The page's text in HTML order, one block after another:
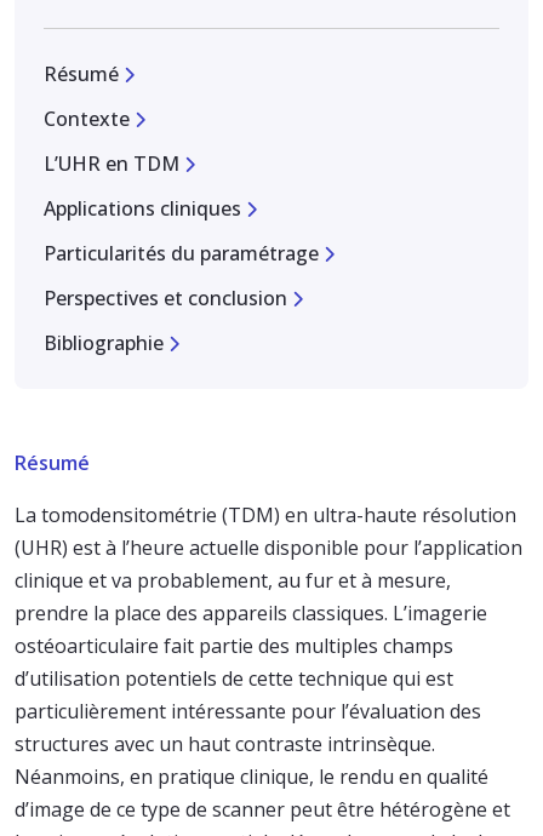
Résumé
La tomodensitométrie (TDM) en ultra-haute résolution
(UHR) est à l’heure actuelle disponible pour l’application
clinique et va probablement, au fur et à mesure,
prendre la place des appareils classiques. L’imagerie
ostéoarticulaire fait partie des multiples champs
d’utilisation potentiels de cette technique qui est
particulièrement intéressante pour l’évaluation des
structures avec un haut contraste intrinsèque.
Néanmoins, en pratique clinique, le rendu en qualité
d’image de ce type de scanner peut être hétérogène et
Résumé
Contexte
L’UHR en TDM
Applications cliniques
Particularités du paramétrage
Perspectives et conclusion
Bibliographie